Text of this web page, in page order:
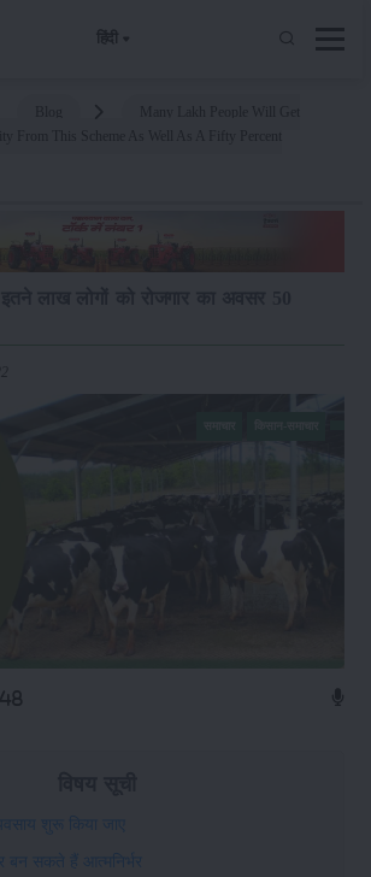
हिंदी
शुरू किया जाए
बन सकते हैं आत्मनिर्भर